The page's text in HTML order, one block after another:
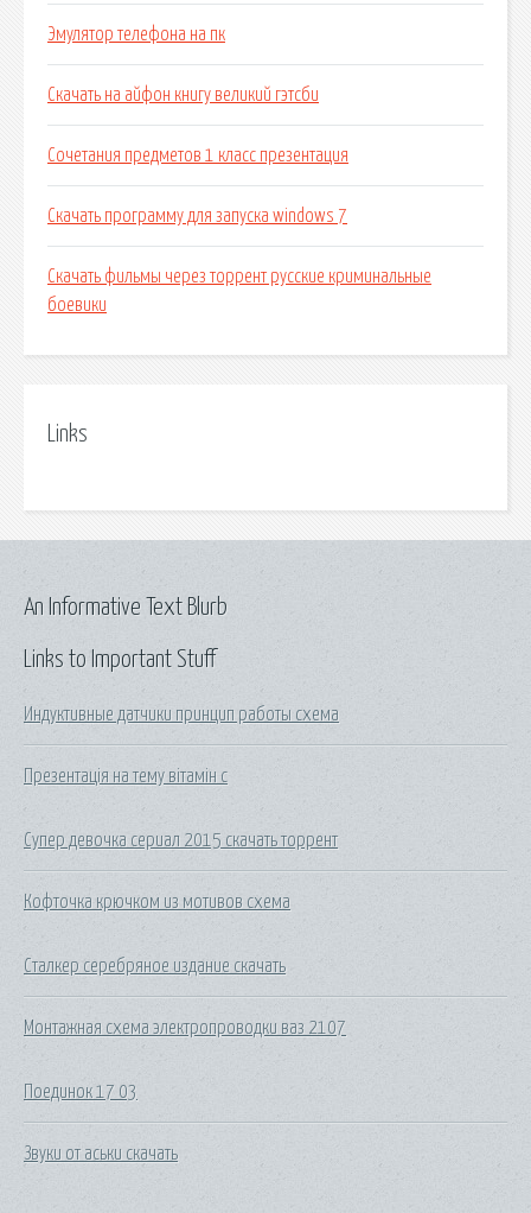
Эмулятор телефона на пк
Скачать на айфон книгу великий гэтсби
Сочетания предметов 1 класс презентация
Скачать программу для запуска windows 7
Скачать фильмы через торрент русские криминальные
боевики
Links
Links to Important Stuff
Индуктивные датчики принцип работы схема
Презентація на тему вітамін с
Супер девочка сериал 2015 скачать торрент
Кофточка крючком из мотивов схема
Сталкер серебряное издание скачать
Монтажная схема электропроводки ваз 2107
Поединок 17 03
Звуки от аськи скачать
An Informative Text Blurb